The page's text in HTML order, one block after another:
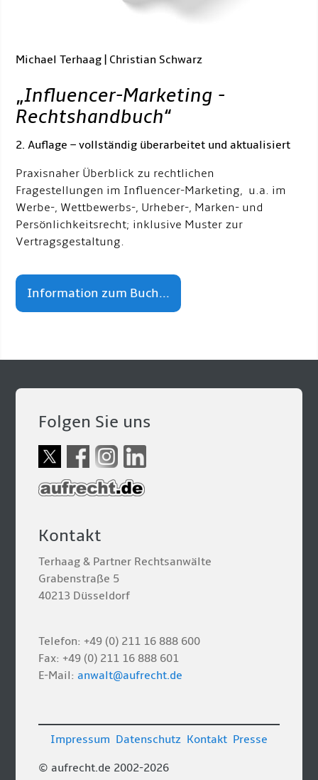
Michael Terhaag | Christian Schwarz
„Influencer-Marketing -
Rechtshandbuch“
2. Auflage – vollständig überarbeitet und aktualisiert
Praxisnaher Überblick zu rechtlichen
Fragestellungen im Influencer-Marketing, u.a. im
Werbe-, Wettbewerbs-, Urheber-, Marken- und
Persönlichkeitsrecht; inklusive Muster zur
Vertragsgestaltung.
Information zum Buch...
Folgen Sie uns
Kontakt
Terhaag & Partner Rechtsanwälte
Grabenstraße 5
40213 Düsseldorf
Telefon: +49 (0) 211 16 888 600
Fax: +49 (0) 211 16 888 601
E-Mail:anwalt@aufrecht.de
© aufrecht.de 2002-2026
Impressum Datenschutz Kontakt Presse